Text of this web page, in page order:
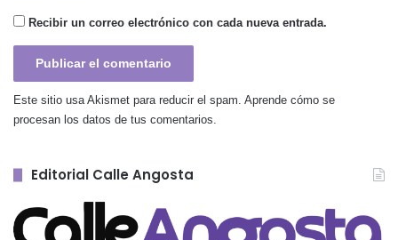
Recibir un correo electrónico con cada nueva entrada.
Este sitio usa Akismet para reducir el spam. Aprende cómo se
procesan los datos de tus comentarios.
Editorial Calle Angosta